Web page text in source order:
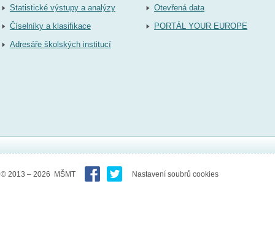
Statistické výstupy a analýzy
Číselníky a klasifikace
Adresáře školských institucí
Otevřená data
PORTÁL YOUR EUROPE
© 2013 – 2026 MŠMT Nastavení soubrů cookies